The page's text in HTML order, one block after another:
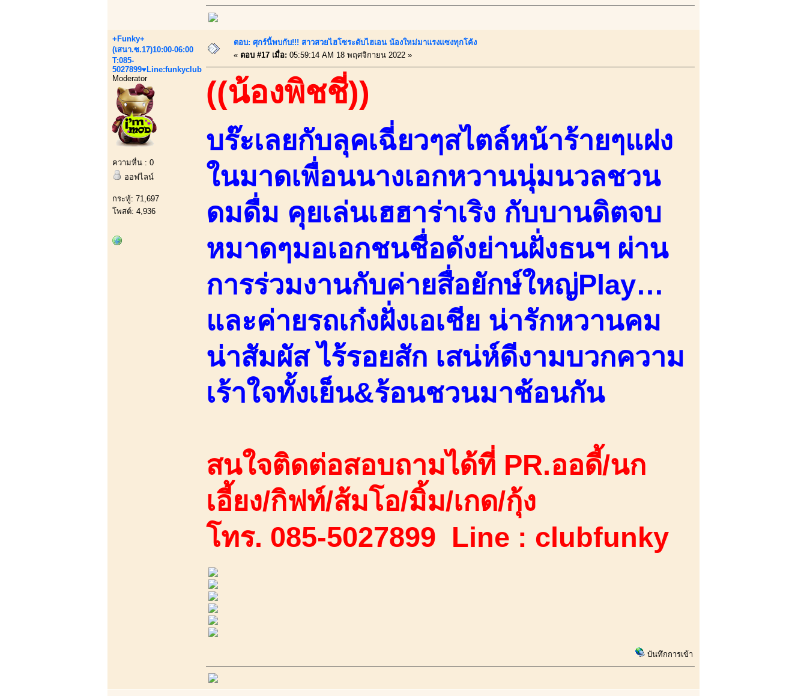
+Funky+
(เสนา.ซ.17)10:00-06:00
T:085-
5027899♥Line:funkyclub
Moderator
ความหื่น : 0
ออฟไลน์
กระทู้: 71,697
โพสต์: 4,936
ตอบ: ศุกร์นี้พบกับ!!! สาวสวยไฮโซระดับไฮเอน น้องใหม่มาแรงแซงทุกโค้ง
« ตอบ #17 เมื่อ: 05:59:14 AM 18 พฤศจิกายน 2022 »
((น้องพิชชี่))
บร๊ะเลยกับลุคเฉี่ยวๆสไตล์หน้าร้ายๆแฝง
ในมาดเพื่อนนางเอกหวานนุ่มนวลชวน
ดมดื่ม คุยเล่นเฮฮาร่าเริง กับบานดิตจบ
หมาดๆมอเอกชนชื่อดังย่านฝั่งธนฯ ผ่าน
การร่วมงานกับค่ายสื่อยักษ์ใหญ่Play…
และค่ายรถเก๋งฝั่งเอเชีย น่ารักหวานคม
น่าสัมผัส ไร้รอยสัก เสน่ห์ดีงามบวกความ
เร้าใจทั้งเย็น&ร้อนชวนมาช้อนกัน
สนใจติดต่อสอบถามได้ที่ PR.ออดี้/นก
เอี้ยง/กิฟท์/ส้มโอ/มิ้ม/เกด/กุ้ง
โทร. 085-5027899 Line : clubfunky
บันทึกการเข้า